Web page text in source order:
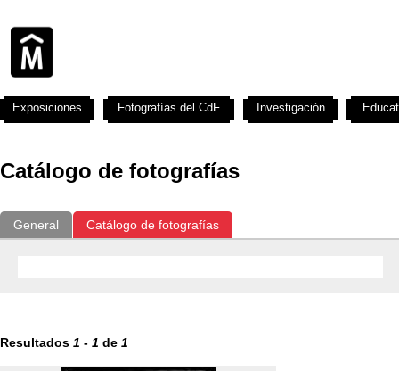
Catálogo de fotografías
General Catálogo de fotografías
Resultados 1 - 1 de 1
Exposiciones Fotografías del CdF Investigación